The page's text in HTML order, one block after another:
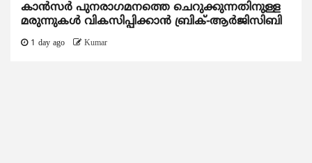
കാന്‍സര്‍ പുനരാഗമനത്തെ ചെറുക്കുന്നതിനുള്ള
മരുന്നുകള്‍ വികസിപ്പിക്കാന്‍ ബ്രിക്-ആര്‍ജിസിബി
1 day ago Kumar